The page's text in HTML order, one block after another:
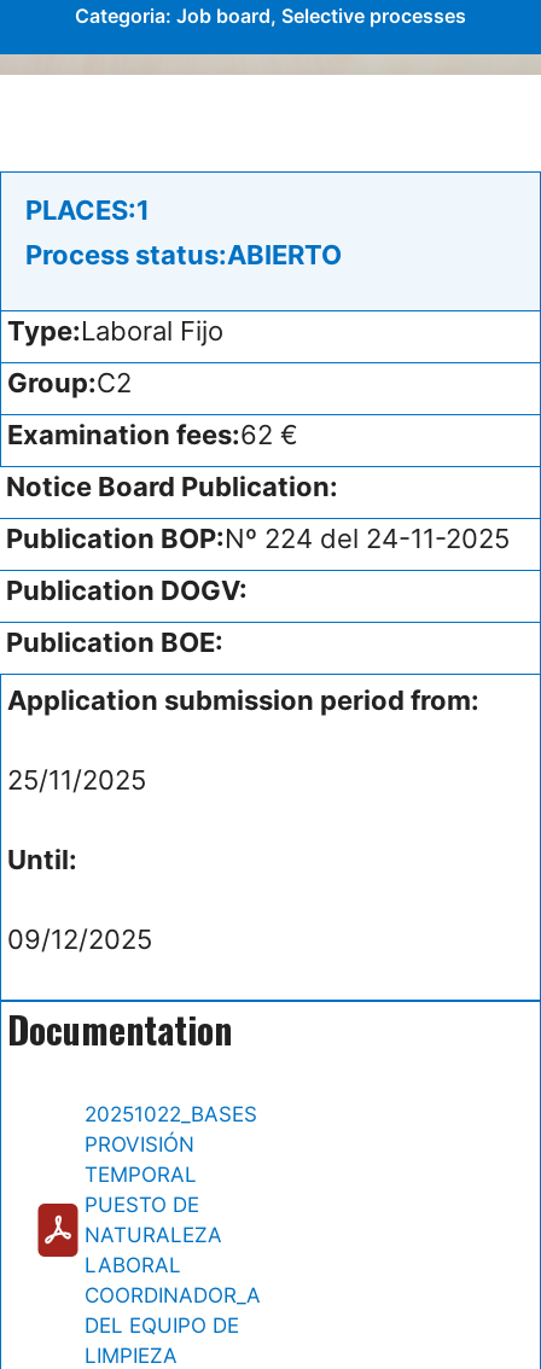
Categoria: Job board, Selective processes
PLACES:1
Process status:ABIERTO
Type:Laboral Fijo
Group:C2
Examination fees:62 €
Notice Board Publication:
Publication BOP:Nº 224 del 24-11-2025
Publication DOGV:
Publication BOE:
Application submission period from:
25/11/2025
Until:
09/12/2025
Documentation
20251022_BASES
PROVISIÓN
TEMPORAL
PUESTO DE
NATURALEZA
LABORAL
COORDINADOR_A
DEL EQUIPO DE
LIMPIEZA